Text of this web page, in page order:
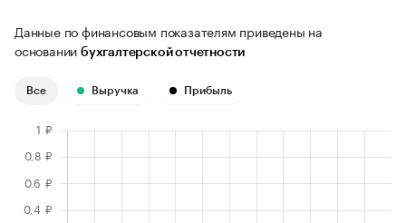
Данные по финансовым показателям приведены на
основании бухгалтерской отчетности
Все Выручка Прибыль